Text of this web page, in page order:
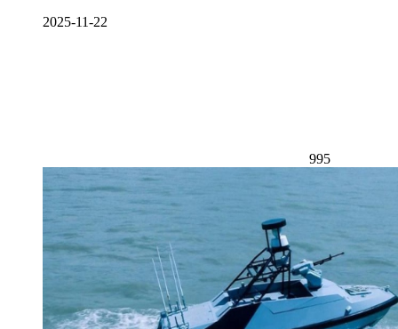
2025-11-22
995